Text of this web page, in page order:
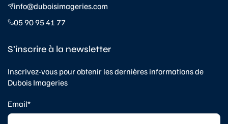
info@duboisimageries.com
05 90 95 41 77
S’inscrire à la newsletter
Inscrivez-vous pour obtenir les dernières informations de
Dubois Imageries
Email*